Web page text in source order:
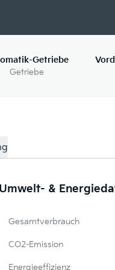
Getriebe
Getriebe
&
Gesamtverbrauch
CO2-Emission
Energieeffizienz